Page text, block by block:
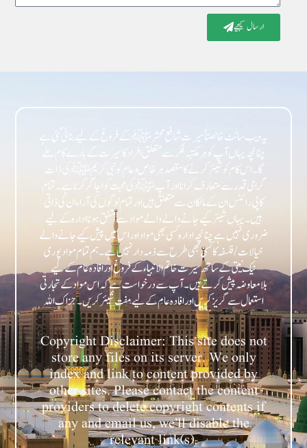
ارسال کیجیے
یہ ویب سائٹ خالصتاً سیرت شافع محشر ﷺ کے فروغ کے لیے بنائی گئی ہے
چنانچہ یہاں آپ کو ہر مکتبہ فکر سے متعلق افراد کا سیرت کے بارے کام ملے
گا۔ اس کام کو شیئر کرنے کا مقصد ہر خاص و عام کو نبی کریمﷺ کی ذات
گرامی قدر سے متعارف کرانا اور آپﷺ کی محبت کو اجاگر کرنا ہے۔ تمام
کاپی رائٹس ان کے مالکان سے متعلق ہیں اور تمام لوگوں کی آراء ان کی ذاتی
ہیں۔ یہاں شیئر کیے جانے والے والے مواد سے متفق ہونا ادارہ کے لیے
ضروری نہیں ہے چنانچہ ادارہ کسی بھی مواد اور اس میں پیش کیے جانے والے
خیالات/فلسفہ کا کسی بھی طرح سے ذمہ دار نہیں ہے۔ ہم تمام مواد پوری
نیک نیتی کے ساتھ سیرت خاتم الانبیاء کے فروغ اور افادہ عام کے لیے
بلامعاوضہ پیش کرتے ہیں۔ آپ سے درخواست ہے کہ اس مواد کے تجارتی
استعمال سے گریز کریں اور افادہ عام کے لیے مفت شیئر کریں۔ جزاک اللہ
Copyright Disclaimer: This site does not
store any files on its server. We only
index and link to content provided by
other sites. Please contact the content
providers to delete copyright contents if
any and email us, we’ll disable the
relevant link(s).